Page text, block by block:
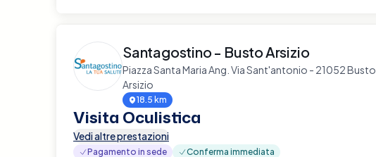
Santagostino - Busto Arsizio
Piazza Santa Maria Ang. Via Sant'antonio - 21052 Busto
Arsizio
18.5 km
Visita Oculistica
Vedi altre prestazioni
Pagamento in sede Conferma immediata